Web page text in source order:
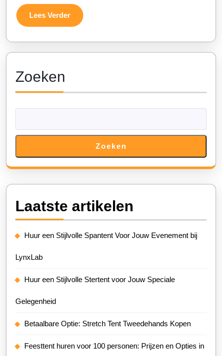
Lees VerderLees
Verder
Zoeken
Zoeken
Laatste artikelen
Huur een Stijlvolle Spantent Voor Jouw Evenement bij
LynxLab
Huur een Stijlvolle Stertent voor Jouw Speciale
Gelegenheid
Betaalbare Optie: Stretch Tent Tweedehands Kopen
Feesttent huren voor 100 personen: Prijzen en Opties in